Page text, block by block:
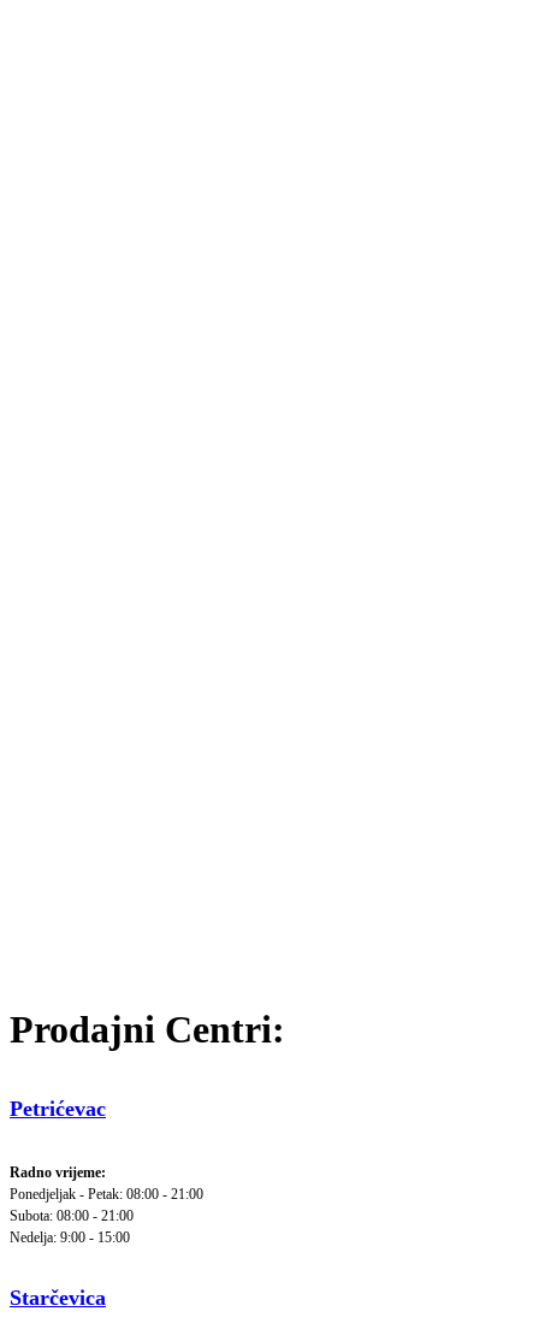
Prodajni Centri:
Petrićevac
Radno vrijeme:
Ponedjeljak - Petak: 08:00 - 21:00
Subota: 08:00 - 21:00
Nedelja: 9:00 - 15:00
Starčevica